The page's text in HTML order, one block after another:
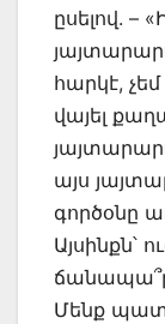
ըսելով. –
հարկէ,
վայել
այս
գործօնը
Այսինքն՝
Մենք